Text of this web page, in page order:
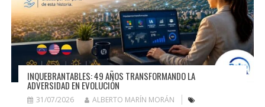
INQUEBRANTABLES: 49 AÑOS TRANSFORMANDO LA
ADVERSIDAD EN EVOLUCIÓN
31/07/2026
ALBERTO MARÍN MORÁN